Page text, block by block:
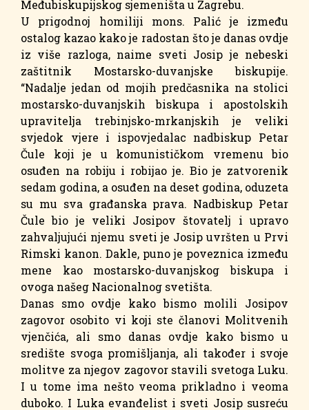
Međubiskupijskog sjemeništa u Zagrebu.
U prigodnoj homiliji mons. Palić je između
ostalog kazao kako je radostan što je danas ovdje
iz više razloga, naime sveti Josip je nebeski
zaštitnik Mostarsko-duvanjske biskupije.
“Nadalje jedan od mojih predčasnika na stolici
mostarsko-duvanjskih biskupa i apostolskih
upravitelja trebinjsko-mrkanjskih je veliki
svjedok vjere i ispovjedalac nadbiskup Petar
Čule koji je u komunističkom vremenu bio
osuđen na robiju i robijao je. Bio je zatvorenik
sedam godina, a osuđen na deset godina, oduzeta
su mu sva građanska prava. Nadbiskup Petar
Čule bio je veliki Josipov štovatelj i upravo
zahvaljujući njemu sveti je Josip uvršten u Prvi
Rimski kanon. Dakle, puno je poveznica između
mene kao mostarsko-duvanjskog biskupa i
ovoga našeg Nacionalnog svetišta.
Danas smo ovdje kako bismo molili Josipov
zagovor osobito vi koji ste članovi Molitvenih
vjenčića, ali smo danas ovdje kako bismo u
središte svoga promišljanja, ali također i svoje
molitve za njegov zagovor stavili svetoga Luku.
I u tome ima nešto veoma prikladno i veoma
duboko. I Luka evanđelist i sveti Josip susreću